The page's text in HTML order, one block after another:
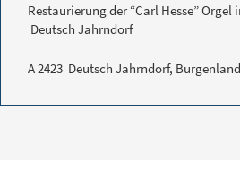
Restaurierung der “Carl Hesse” Orgel
Deutsch Jahrndorf
A 2423 Deutsch Jahrndorf, Burgenland